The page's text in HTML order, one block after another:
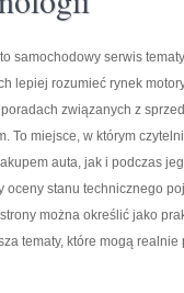
samochodowy serwis
lepiej rozumieć rynek
związanych z
To miejsce, w którym
auta, jak i podczas
oceny stanu technicznego
można określić jako
tematy, które mogą